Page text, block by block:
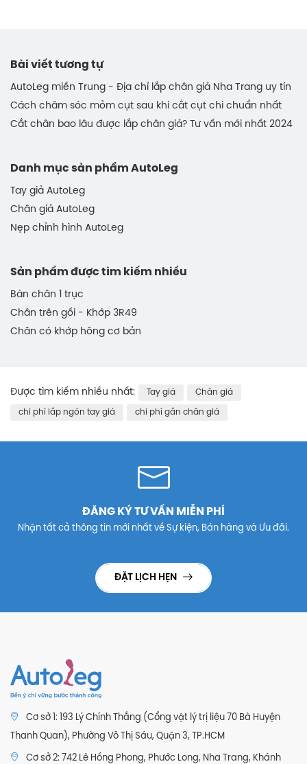
Bài viết tương tự
AutoLeg miền Trung - Địa chỉ lắp chân giả Nha Trang uy tín
Cách chăm sóc mỏm cụt sau khi cắt cụt chi chuẩn nhất
Cắt chân bao lâu được lắp chân giả? Tư vấn mới nhất 2024
Danh mục sản phẩm AutoLeg
Tay giả AutoLeg
Chân giả AutoLeg
Nẹp chỉnh hình AutoLeg
Sản phẩm được tìm kiếm nhiều
Bàn chân 1 trục
Chân trên gối - Khớp 3R49
Chân có khớp hông cơ bản
Được tìm kiếm nhiều nhất: Tay giả Chân giả
chi phí lắp ngón tay giả chi phí gắn chân giả
ĐĂNG KÝ TƯ VẤN MIỄN PHÍ
Nhận tất cả thông tin mới nhất về Sự kiện, Bán hàng và Ưu đãi.
ĐẶT LỊCH HẸN
Cơ sở 1: 193 Lý Chính Thắng (Cổng vật lý trị liệu 70 Bà Huyện
Thanh Quan), Phường Võ Thị Sáu, Quận 3, TP.HCM
Cơ sở 2: 742 Lê Hồng Phong, Phước Long, Nha Trang, Khánh